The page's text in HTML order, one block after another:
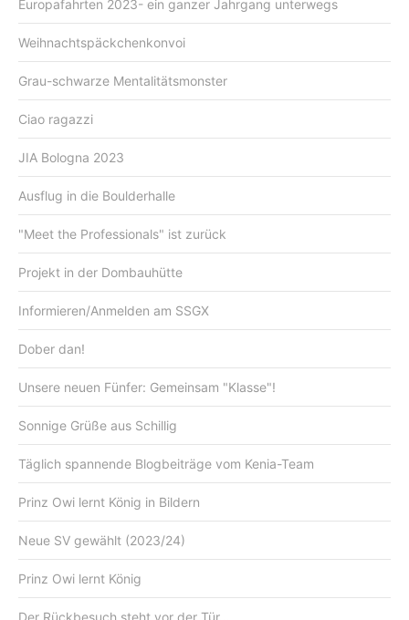
Europafahrten 2023- ein ganzer Jahrgang unterwegs
Weihnachtspäckchenkonvoi
Grau-schwarze Mentalitätsmonster
Ciao ragazzi
JIA Bologna 2023
Ausflug in die Boulderhalle
"Meet the Professionals" ist zurück
Projekt in der Dombauhütte
Informieren/Anmelden am SSGX
Dober dan!
Unsere neuen Fünfer: Gemeinsam "Klasse"!
Sonnige Grüße aus Schillig
Täglich spannende Blogbeiträge vom Kenia-Team
Prinz Owi lernt König in Bildern
Neue SV gewählt (2023/24)
Prinz Owi lernt König
Der Rückbesuch steht vor der Tür...